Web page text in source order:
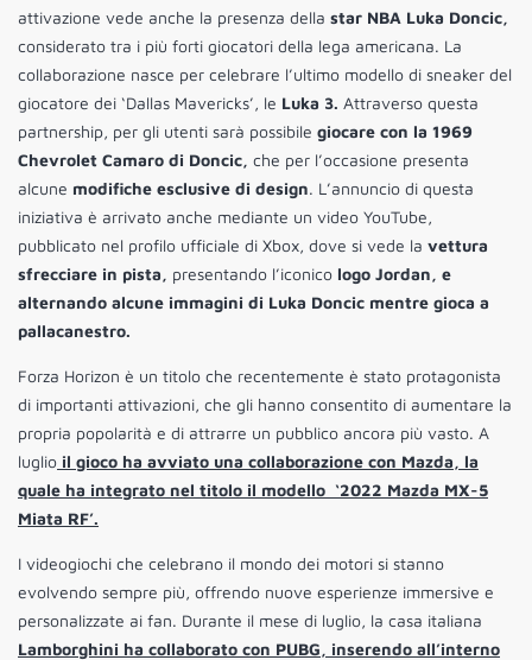
attivazione vede anche la presenza della star NBA Luka Doncic,
considerato tra i più forti giocatori della lega americana. La
collaborazione nasce per celebrare l’ultimo modello di sneaker del
giocatore dei ‘Dallas Mavericks’, le Luka 3. Attraverso questa
partnership, per gli utenti sarà possibile giocare con la 1969
Chevrolet Camaro di Doncic, che per l’occasione presenta
alcune modifiche esclusive di design. L’annuncio di questa
iniziativa è arrivato anche mediante un video YouTube,
pubblicato nel profilo ufficiale di Xbox, dove si vede la vettura
sfrecciare in pista, presentando l’iconico logo Jordan, e
alternando alcune immagini di Luka Doncic mentre gioca a
pallacanestro.
Forza Horizon è un titolo che recentemente è stato protagonista
di importanti attivazioni, che gli hanno consentito di aumentare la
propria popolarità e di attrarre un pubblico ancora più vasto. A
luglio il gioco ha avviato una collaborazione con Mazda, la
quale ha integrato nel titolo il modello ‘2022 Mazda MX-5
Miata RF’.
I videogiochi che celebrano il mondo dei motori si stanno
evolvendo sempre più, offrendo nuove esperienze immersive e
personalizzate ai fan. Durante il mese di luglio, la casa italiana
Lamborghini ha collaborato con PUBG, inserendo all’interno